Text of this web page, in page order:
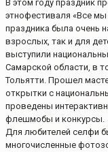
В этом году праздник
этнофестиваля «Все
праздника была очень
взрослых, так и для
выступили
Самарской области, в
Тольятти. Прошел
открытки с
проведены
флешмобы и конкурсы.
Для любителей селфи
многочисленные